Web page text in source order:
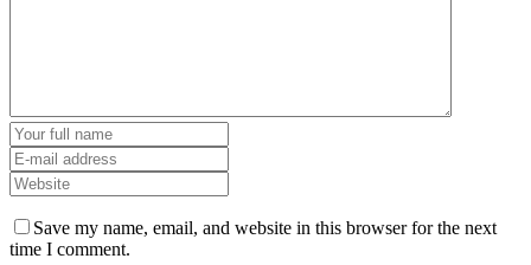
Save my name, email, and website in this browser for the next
time I comment.